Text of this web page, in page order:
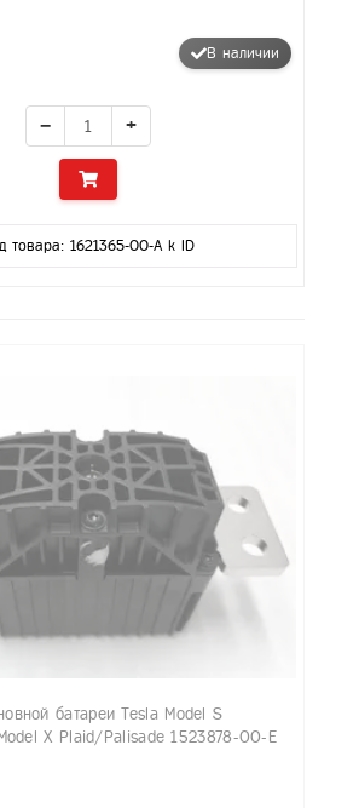
В наличии
− +
товара: 1621365-00-A k ID
батареи Tesla Model S
X Plaid/Palisade 1523878-00-E